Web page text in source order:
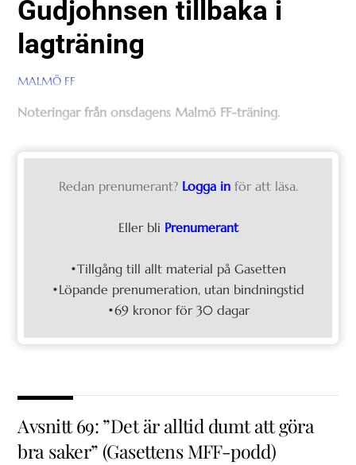
Gudjohnsen tillbaka i
lagträning
MALMÖ FF
Noteringar från onsdagens Malmö FF-träning.
Redan prenumerant? Logga in för att läsa.
Eller bli Prenumerant
•Tillgång till allt material på Gasetten
•Löpande prenumeration, utan bindningstid
•69 kronor för 30 dagar
Avsnitt 69: ”Det är alltid dumt att göra
bra saker” (Gasettens MFF-podd)